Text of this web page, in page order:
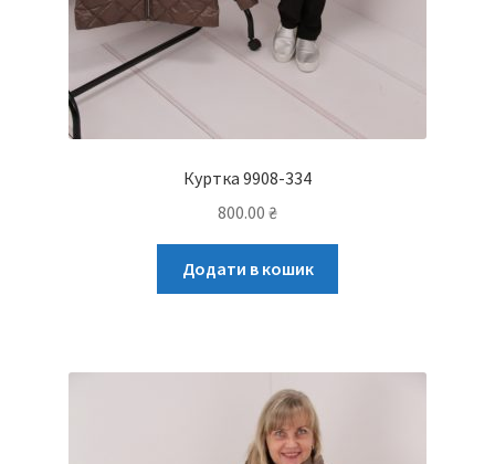
Куртка 9908-334
800.00 ₴
Додати в кошик